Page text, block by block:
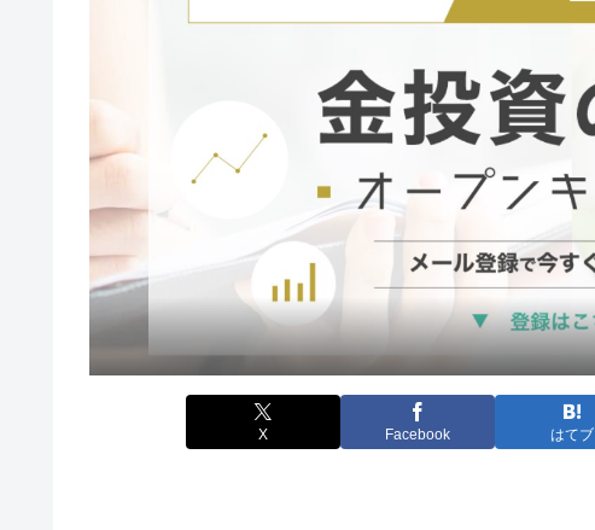
X Facebook はてブ